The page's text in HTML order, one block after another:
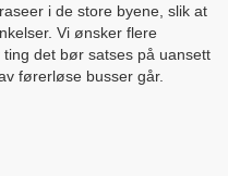
i de store byene, slik at
Vi ønsker flere
det bør satses på uansett
førerløse busser går.